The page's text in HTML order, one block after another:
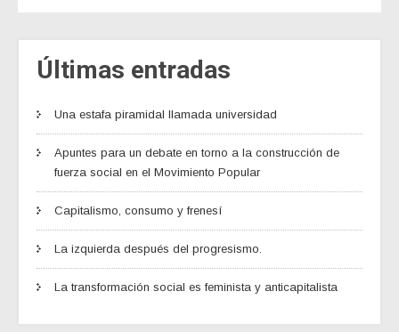
Últimas entradas
Una estafa piramidal llamada universidad
Apuntes para un debate en torno a la construcción de
fuerza social en el Movimiento Popular
Capitalismo, consumo y frenesí
La izquierda después del progresismo.
La transformación social es feminista y anticapitalista